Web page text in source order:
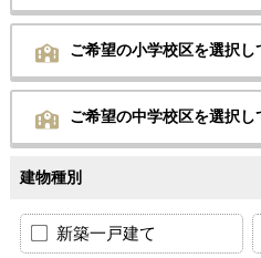
ご希望の小学校区を選択し
ご希望の中学校区を選択し
建物種別
新築一戸建て